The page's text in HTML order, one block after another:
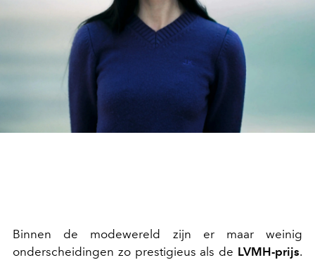
Binnen de modewereld zijn er maar weinig
onderscheidingen zo prestigieus als de LVMH-prijs.